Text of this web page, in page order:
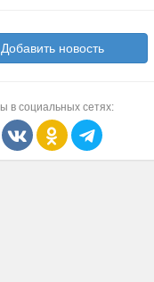
Добавить новость
в социальных сетях: